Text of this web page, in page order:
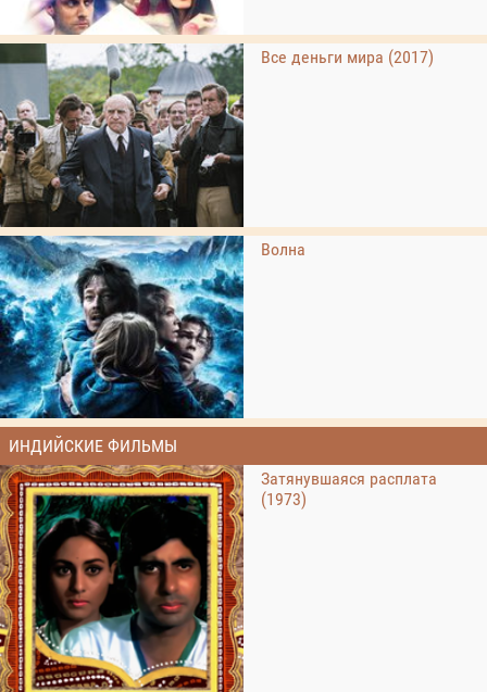
Все деньги мира (2017)
Волна
ИНДИЙСКИЕ ФИЛЬМЫ
Затянувшаяся расплата
(1973)